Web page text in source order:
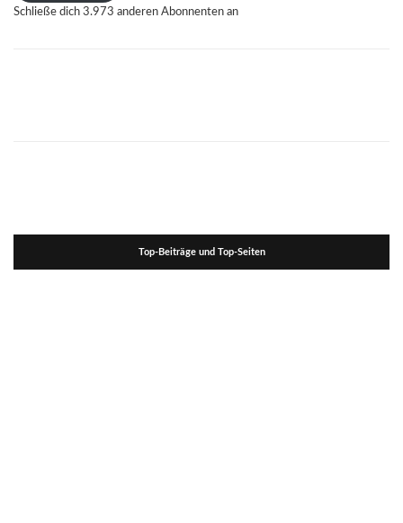
Schließe dich 3.973 anderen Abonnenten an
Top-Beiträge und Top-Seiten